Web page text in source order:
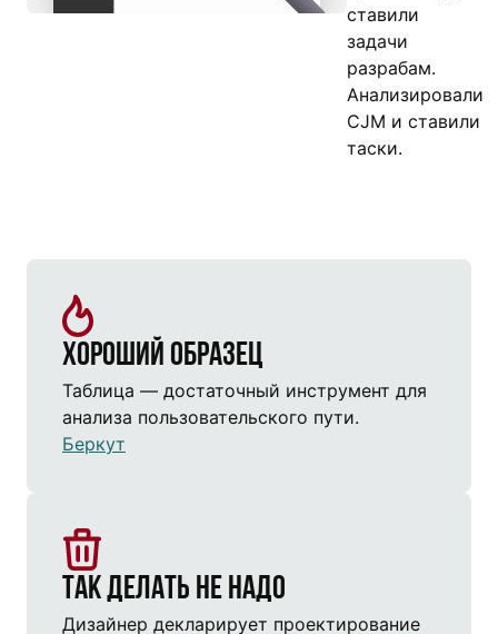
ставили
задачи
разрабам.
Анализировали
CJM и ставили
таски.
Хороший образец
Таблица — достаточный инструмент для
анализа пользовательского пути.
Беркут
Так делать не надо
Дизайнер декларирует проектирование